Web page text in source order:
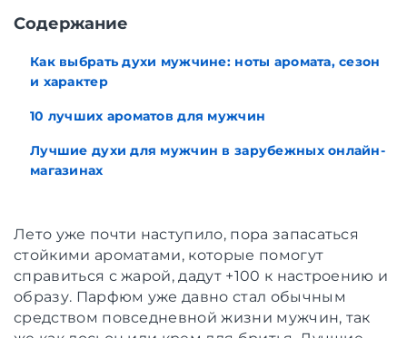
Cодержание
Как выбрать духи мужчине: ноты аромата, сезон
и характер
10 лучших ароматов для мужчин
Лучшие духи для мужчин в зарубежных онлайн-
магазинах
Лето уже почти наступило, пора запасаться
стойкими ароматами, которые помогут
справиться с жарой, дадут +100 к настроению и
образу. Парфюм уже давно стал обычным
средством повседневной жизни мужчин, так